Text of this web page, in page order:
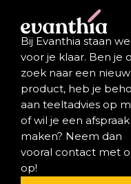
Bij Evanthia staan we
voor je klaar. Ben je
zoek naar een nieuw
product, heb je
aan teeltadvies op
of wil je een afspraak
maken? Neem dan
vooral contact met
op!